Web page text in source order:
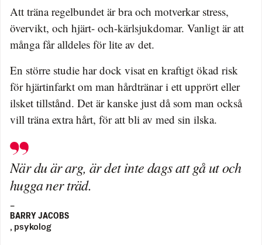
Att träna regelbundet är bra och motverkar stress,
övervikt, och hjärt- och-kärlsjukdomar. Vanligt är att
många får alldeles för lite av det.
En större studie har dock visat en kraftigt ökad risk
för hjärtinfarkt om man hårdtränar i ett upprört eller
ilsket tillstånd. Det är kanske just då som man också
vill träna extra hårt, för att bli av med sin ilska.
När du är arg, är det inte dags att gå ut och
hugga ner träd.
–
BARRY JACOBS
, psykolog